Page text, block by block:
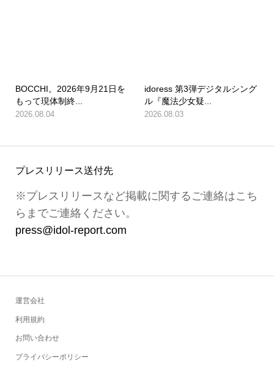
BOCCHI。2026年9月21日を
もって現体制終...
2026.08.04
idoress 第3弾デジタルシング
ル『魔法少女疑...
2026.08.03
プレスリリース送付先
※プレスリリースなど掲載に関するご連絡はこち
らまでご連絡ください。
press@idol-report.com
運営会社
利用規約
お問い合わせ
プライバシーポリシー